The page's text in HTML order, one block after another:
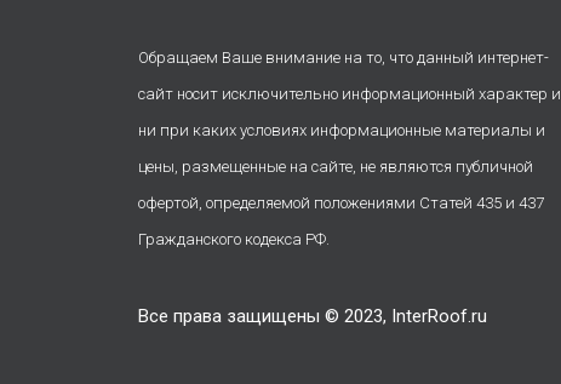
Обращаем Ваше внимание на то, что данный интернет-
сайт носит исключительно информационный характер и
ни при каких условиях информационные материалы и
цены, размещенные на сайте, не являются публичной
офертой, определяемой положениями Статей 435 и 437
Гражданского кодекса РФ.
Все права защищены © 2023, InterRoof.ru